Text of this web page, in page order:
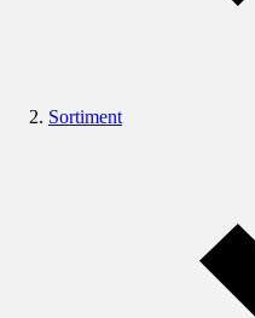
Sortiment